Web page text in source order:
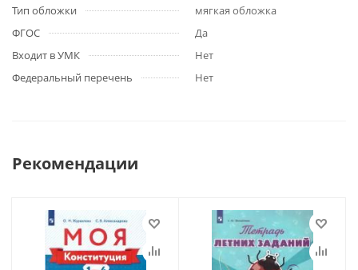
Тип обложки
мягкая обложка
ФГОС
Да
Входит в УМК
Нет
Федеральный перечень
Нет
Рекомендации